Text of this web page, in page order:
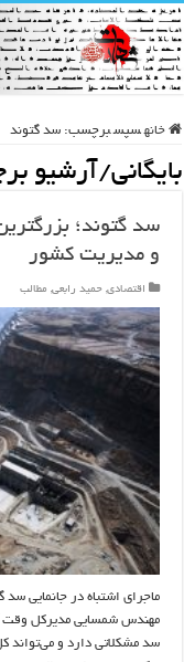
خانه سپس برچسب: سد گتوند
بایگانی/آرشیو
سد گتوند؛
و مدیریت کشور
اقتصادی, حمید رابعی, مطالب
مهندس شمسایی مدیرکل وقت
سد مشکلاتی دارد و می‌تواند